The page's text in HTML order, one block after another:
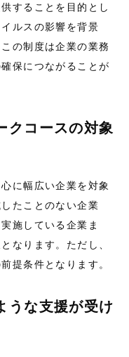
することを目的とし
ルスの影響を背景
の制度は企業の業務
保につながることが
クコースの対象
に幅広い企業を対象
たことのない企業
施している企業ま
なります。ただし、
提条件となります。
うな支援が受け